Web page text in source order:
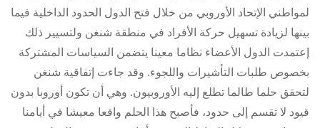
لمواطني الإتحاد الأوروبي من خلال فتح الدول الحدود الداخلية فيما
بينها لزيادة تسهيل حركة الأفراد في منطقة شنغن ولتسيير ذلك
إعتمدت الدول الأعضاء نظاما معينا يتضمن السياسات المشتركة
بخصوص طلبات التأشيرات واللجوء. وقد جاءت إتفاقية شنغن
لتحقق حلما طالما تطلع إليه الأوروبيون. وهي أن تكون أوروبا بدون
قيود لا تقسم إلى حدود، فأصبح هذا الحلم واقعا معيشا في أيامنا